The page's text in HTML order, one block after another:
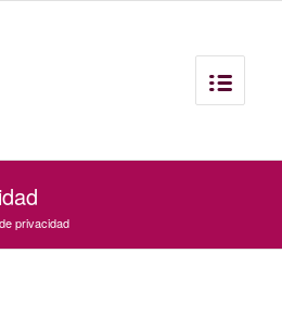
privacidad